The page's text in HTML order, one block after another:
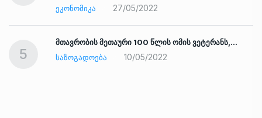
ᲔᲙᲝᲜᲝᲛᲘᲙᲐ
27/05/2022
5
მთავრობის მეთაური 100 წლის ომის ვეტერანს,…
ᲡᲐᲖᲝᲒᲐᲓᲝᲔᲑᲐ
10/05/2022